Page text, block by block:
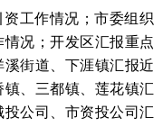
工作情况；市委组织
况；开发区汇报重点
街道、下涯镇汇报近
、三都镇、莲花镇汇
公司、市资投公司汇